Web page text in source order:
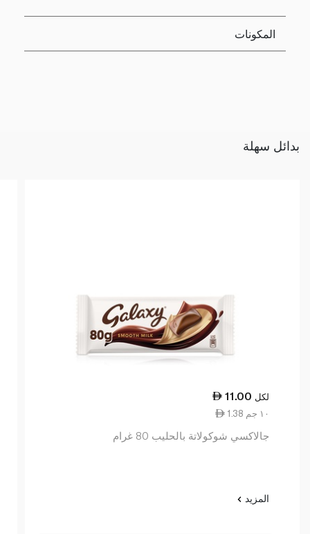
المكونات
بدائل سهلة
11.00 لكل
1.38 ١٠ جم
جالاكسي شوكولاتة بالحليب 80 غرام
المزيد